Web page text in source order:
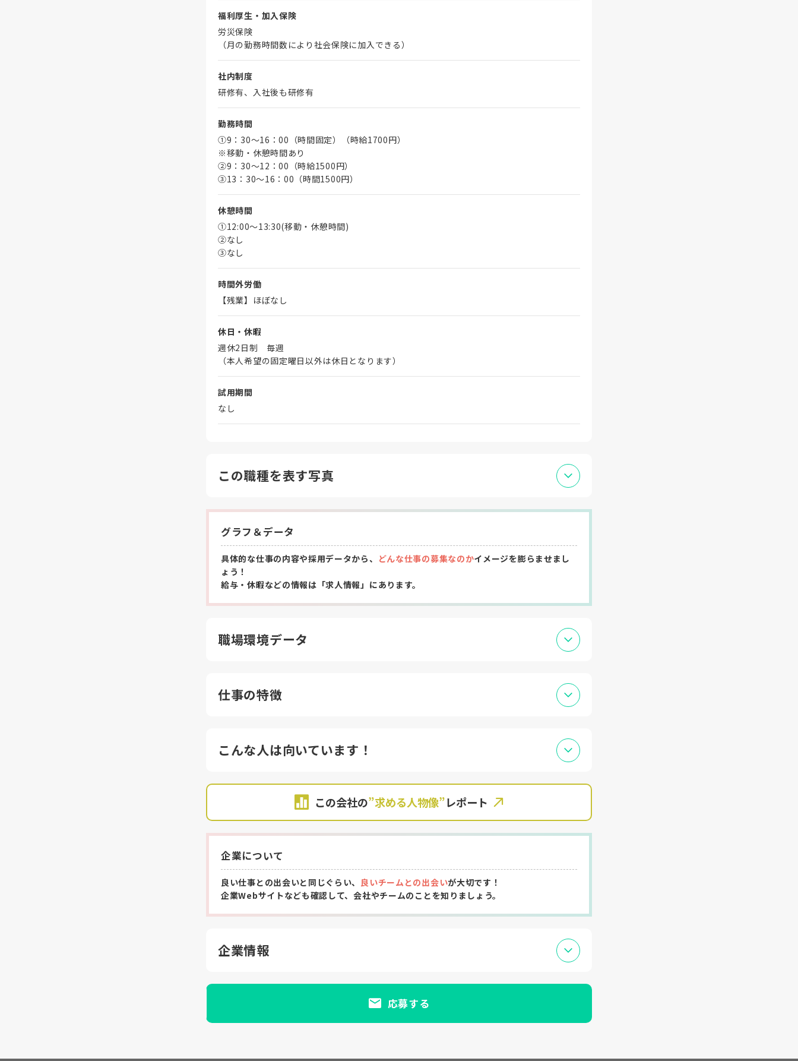
福利厚生・加入保険
労災保険
（月の勤務時間数により社会保険に加入できる）
社内制度
研修有、入社後も研修有
勤務時間
①9：30～16：00（時間固定）（時給1700円）
※移動・休憩時間あり
➁9：30～12：00（時給1500円）
③13：30～16：00（時間1500円）
休憩時間
①12:00～13:30(移動・休憩時間)
➁なし
③なし
時間外労働
【残業】ほぼなし
休日・休暇
週休2日制 毎週
（本人希望の固定曜日以外は休日となります）
試用期間
なし
この職種を表す写真
グラフ＆データ
具体的な仕事の内容や採用データから、 どんな仕事の募集なのかイメージを膨らませまし
ょう！
給与・休暇などの情報は「求人情報」にあります。
職場環境データ
仕事の特徴
こんな人は向いています！
この会社の”求める人物像”レポート
企業について
良い仕事との出会いと同じぐらい、 良いチームとの出会いが大切です！
企業Webサイトなども確認して、会社やチームのことを知りましょう。
企業情報
応募する